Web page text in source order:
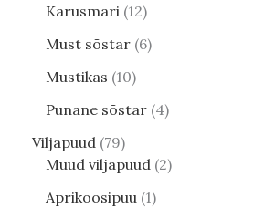
Karusmari 12
Must sõstar 6
Mustikas 10
Punane sõstar 4
Viljapuud 79
Muud viljapuud 2
Aprikoosipuu 1